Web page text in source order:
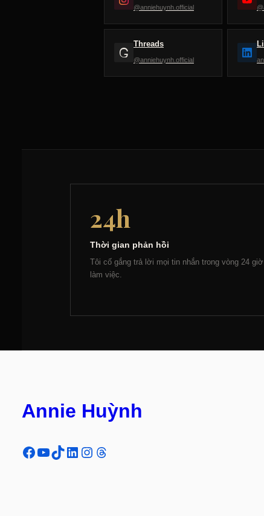
@anniehuynh.official
Threads
@anniehuynh.official
24h
Thời gian phản hồi
Tôi cố gắng trả lời mọi tin nhắn trong vòng 24 giờ
làm việc.
Annie Huỳnh
Facebook YouTube TikTok LinkedIn Instagram Threads